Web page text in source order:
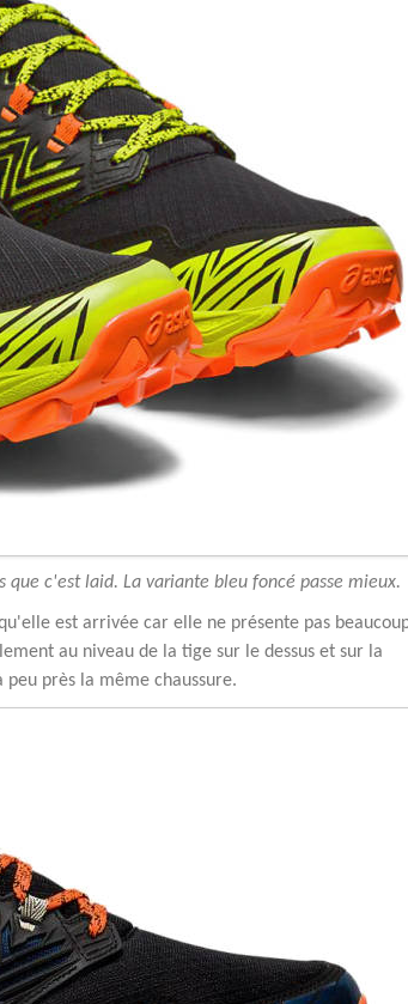
c'est laid. La variante bleu foncé passe mieux.
est arrivée car elle ne présente pas
au niveau de la tige sur le dessus et sur la
près la même chaussure.